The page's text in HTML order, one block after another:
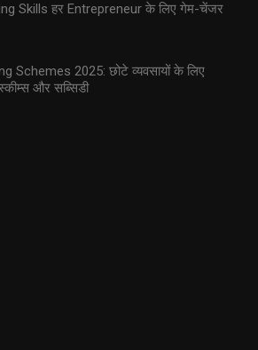
2025 में महिलाओं के लिए सबसे आसान
Skills हर Entrepreneur के लिए गेम-चेंजर
Schemes 2025: छोटे व्यवसायों के लिए
और सब्सिडी